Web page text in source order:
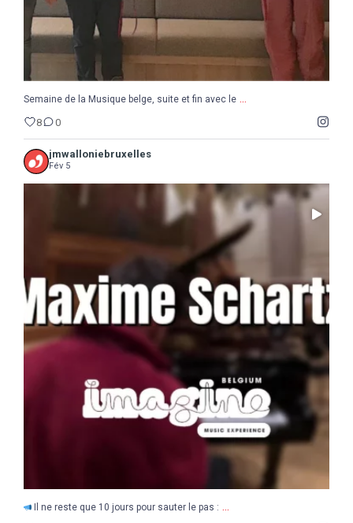
Semaine de la Musique belge, suite et fin avec le ...
8 0
jmwalloniebruxelles
Fév 5
Il ne reste que 10 jours pour sauter le pas :
5
Il ne reste que 10 jours pour sauter le pas : ...